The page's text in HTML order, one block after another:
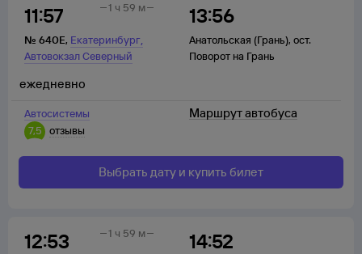
11:57
№ 640Е, Екатеринбург,
Автовокзал Северный
13:56
Анатольская (Грань), ост.
Поворот на Грань
1 ч 59 м
Автосистемы
7,5
отзывы
ежедневно
Маршрут автобуса
Выбрать дату и купить билет
12:53 14:52
1 ч 59 м